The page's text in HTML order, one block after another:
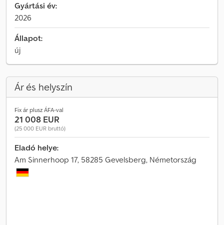
Gyártási év:
2026
Állapot:
új
Ár és helyszín
Fix ár plusz ÁFA-val
21 008 EUR
(25 000 EUR bruttó)
Eladó helye:
Am Sinnerhoop 17, 58285 Gevelsberg, Németország